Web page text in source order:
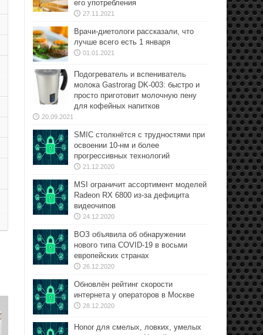
его употребления
27.11.2021
Врачи-диетологи рассказали, что
лучше всего есть 1 января
01.01.2021
Подогреватель и вспениватель
молока Gastrorag DK-003: быстро и
просто приготовит молочную пену
для кофейных напитков
20.09.2021
SMIC столкнётся с трудностями при
освоении 10-нм и более
прогрессивных технологий
21.12.2020
MSI ограничит ассортимент моделей
Radeon RX 6800 из-за дефицита
видеочипов
24.12.2020
ВОЗ объявила об обнаружении
нового типа COVID-19 в восьми
европейских странах
26.12.2020
Обновлён рейтинг скорости
интернета у операторов в Москве
28.12.2020
Honor для смелых, ловких, умелых